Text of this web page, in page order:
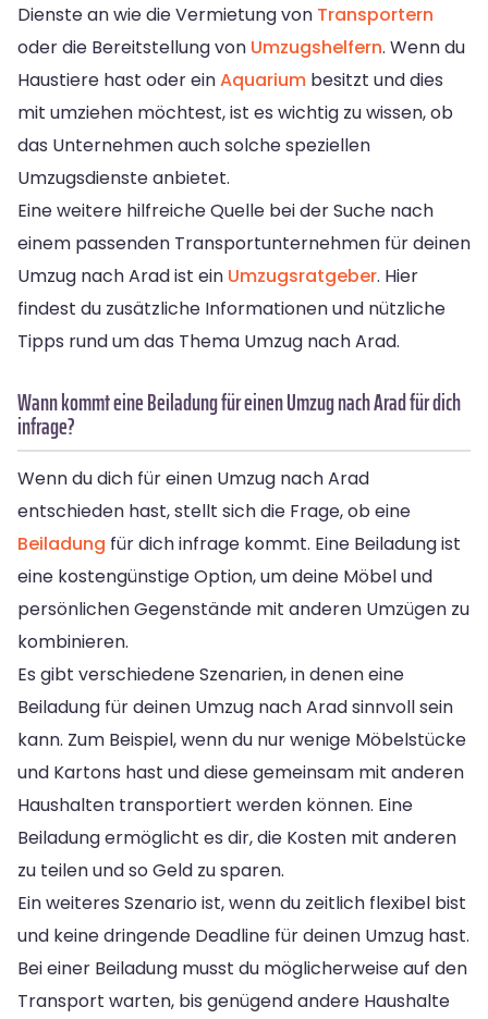
Dienste an wie die Vermietung von Transportern
oder die Bereitstellung von Umzugshelfern. Wenn du
Haustiere hast oder einAquarium besitzt und dies
mit umziehen möchtest, ist es wichtig zu wissen, ob
das Unternehmen auch solche speziellen
Umzugsdienste anbietet.
Eine weitere hilfreiche Quelle bei der Suche nach
einem passenden Transportunternehmen für deinen
Umzug nach Arad ist ein Umzugsratgeber. Hier
findest du zusätzliche Informationen und nützliche
Tipps rund um das Thema Umzug nach Arad.
Wann kommt eine Beiladung für einen Umzug nach Arad für dich
infrage?
Wenn du dich für einen Umzug nach Arad
entschieden hast, stellt sich die Frage, ob eine
Beiladung für dich infrage kommt. Eine Beiladung ist
eine kostengünstige Option, um deine Möbel und
persönlichen Gegenstände mit anderen Umzügen zu
kombinieren.
Es gibt verschiedene Szenarien, in denen eine
Beiladung für deinen Umzug nach Arad sinnvoll sein
kann. Zum Beispiel, wenn du nur wenige Möbelstücke
und Kartons hast und diese gemeinsam mit anderen
Haushalten transportiert werden können. Eine
Beiladung ermöglicht es dir, die Kosten mit anderen
zu teilen und so Geld zu sparen.
Ein weiteres Szenario ist, wenn du zeitlich flexibel bist
und keine dringende Deadline für deinen Umzug hast.
Bei einer Beiladung musst du möglicherweise auf den
Transport warten, bis genügend andere Haushalte